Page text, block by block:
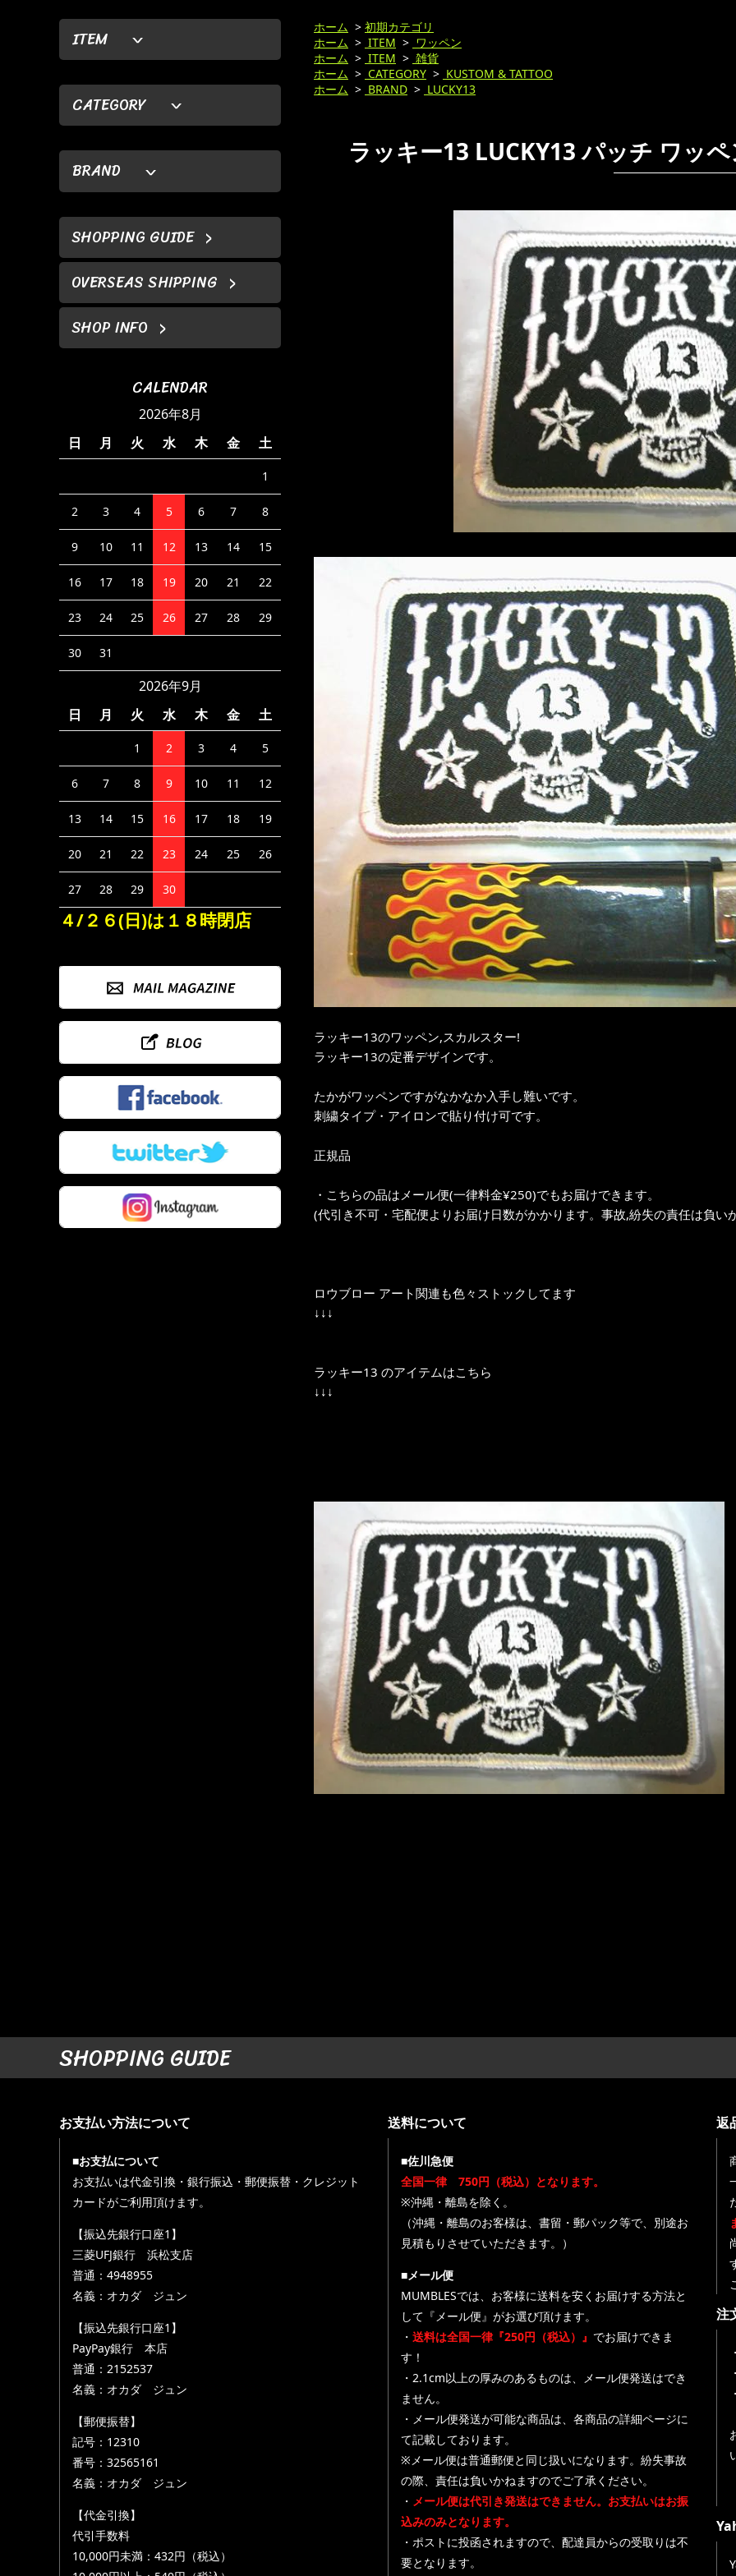
ITEM
CATEGORY
BRAND
SHOPPING GUIDE
OVERSEAS SHIPPING
SHOP INFO
CALENDAR
2026年8月
日
月 火 水 木 金 土
1
2 3 4 5 6 7 8
9 10 11 12 13 14 15
16 17 18 19 20 21 22
23 24 25 26 27 28 29
30 31
2026年9月
日
月 火 水 木 金 土
1 2 3 4 5
6 7 8 9 10 11 12
13 14 15 16 17 18 19
20 21 22 23 24 25 26
27 28 29 30
４/２６(日)は１８時閉店
ホーム > 初期カテゴリ
ホーム > ITEM > ワッペン
ホーム > ITEM > 雑貨
ホーム > CATEGORY > KUSTOM & TATTOO
ホーム > BRAND > LUCKY13
ラッキー13 LUCKY13 パッチ ワッ
ラッキー13のワッペン,スカルスター!
ラッキー13の定番デザインです。
たかがワッペンですがなかなか入手し難いです。
刺繍タイプ・アイロンで貼り付け可です。
正規品
・こちらの品はメール便(一律料金¥250)でもお届けできます。
(代引き不可・宅配便よりお届け日数がかかります。事故,紛失の責任は負い
ロウブロー アート関連も色々ストックしてます
↓↓↓
ラッキー13 のアイテムはこちら
↓↓↓
SHOPPING GUIDE
お支払い方法について
■お支払について
お支払いは代金引換・銀行振込・郵便振替・クレジット
カードがご利用頂けます。
【振込先銀行口座1】
三菱UFJ銀行 浜松支店
普通：4948955
名義：オカダ ジュン
【振込先銀行口座1】
PayPay銀行 本店
普通：2152537
名義：オカダ ジュン
【郵便振替】
記号：12310
番号：32565161
名義：オカダ ジュン
【代金引換】
代引手数料
10,000円未満：432円（税込）
送料について
■佐川急便
全国一律 750円（税込）となります。
※沖縄・離島を除く。
（沖縄・離島のお客様は、書留・郵パック等で、別途お
見積もりさせていただきます。）
■メール便
MUMBLESでは、お客様に送料を安くお届けする方法と
して『メール便』がお選び頂けます。
・ 送料は全国一律『250円（税込）』 でお届けできま
す！
・2.1cm以上の厚みのあるものは、メール便発送はでき
ません。
・メール便発送が可能な商品は、各商品の詳細ページに
て記載しております。
※メール便は普通郵便と同じ扱いになります。紛失事故
の際、責任は負いかねますのでご了承ください。
・ メール便は代引き発送はできません。お支払いはお振
込みのみとなります。
・ポストに投函されますので、配達員からの受取りは不
要となります。
返
注